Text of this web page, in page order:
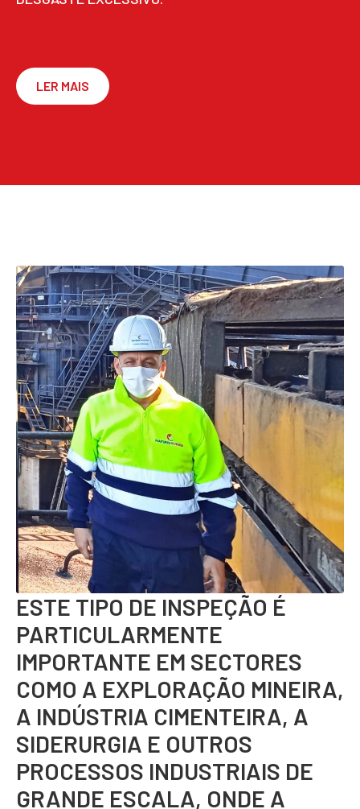
LER MAIS
ESTE TIPO DE INSPEÇÃO É
PARTICULARMENTE
IMPORTANTE EM SECTORES
COMO A EXPLORAÇÃO MINEIRA,
A INDÚSTRIA CIMENTEIRA, A
SIDERURGIA E OUTROS
PROCESSOS INDUSTRIAIS DE
GRANDE ESCALA, ONDE A